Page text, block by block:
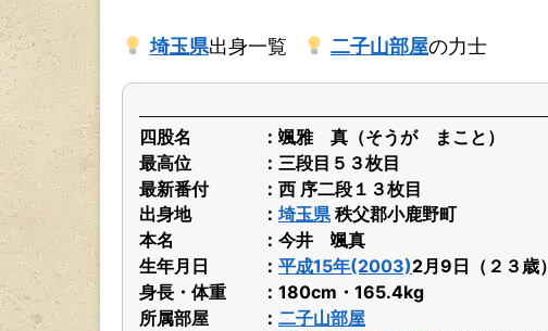
埼玉県出身一覧 二子山部屋の力士
四股名
颯雅 真（そうが まこと）
最高位
三段目５３枚目
最新番付
西 序二段１３枚目
出身地
埼玉県秩父郡小鹿野町
本名
今井 颯真
生年月日
平成15年(2003)2月9日（２３歳）
身長・体重
180cm・165.4kg
所属部屋
二子山部屋